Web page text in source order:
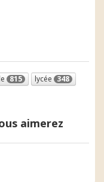
815 lycée 348
aimerez